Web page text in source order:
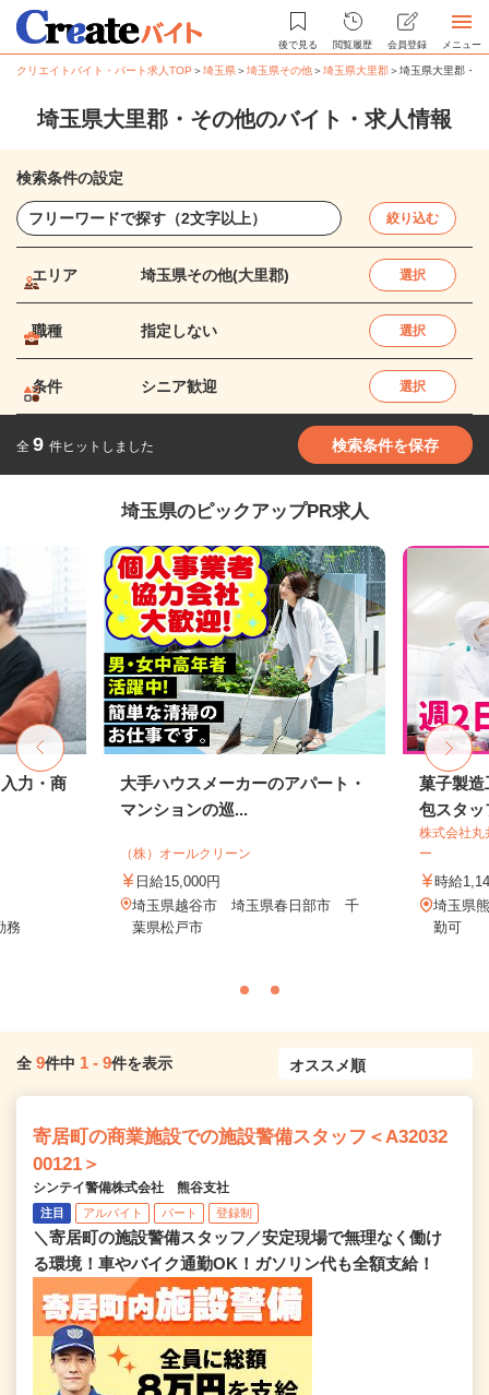
後で見る 閲覧履歴 会員登録 メニュー
クリエイトバイト・パート求人TOP ＞埼玉県＞埼玉県その他＞埼玉県大里郡＞埼玉県大里郡・
埼玉県大里郡・その他のバイト・求人情報
検索条件の設定
絞り込む
エリア 埼玉県その他(大里郡) 選択
職種 指定しない 選択
条件 シニア歓迎 選択
全 9 件ヒットしました 検索条件を保存
埼玉県のピックアップPR求人
力・商
務
大手ハウスメーカーのアパート・
マンションの巡...
（株）オールクリーン
日給15,000円
埼玉県越谷市 埼玉県春日部市 千
葉県松戸市
菓子製造
包スタッ
株式会社
ー
時給
埼玉県
勤可
全 9件中 1 - 9件を表示
寄居町の商業施設での施設警備スタッフ＜A32032
00121＞
シンテイ警備株式会社 熊谷支社
注目 アルバイト パート 登録制
＼寄居町の施設警備スタッフ／安定現場で無理なく働け
る環境！車やバイク通勤OK！ガソリン代も全額支給！